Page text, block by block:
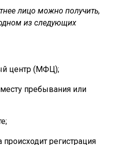
лицо можно получить,
из следующих
центр (МФЦ);
пребывания или
регистрация